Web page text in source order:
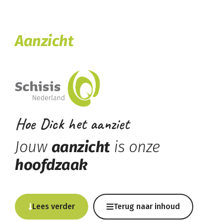
Aanzicht
Hoe Dick het aanziet
Jouw aanzichtis onze
hoofdzaak
Lees verder Terug naar inhoud